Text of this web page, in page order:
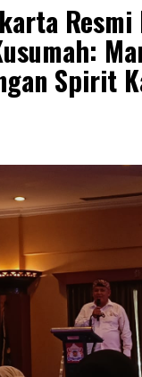
Spirit